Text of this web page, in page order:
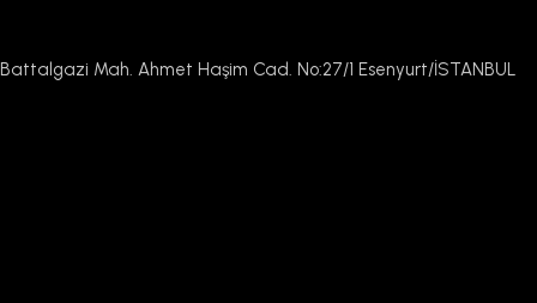
Battalgazi Mah. Ahmet Haşim Cad. No:27/1 Esenyurt/İSTANBUL